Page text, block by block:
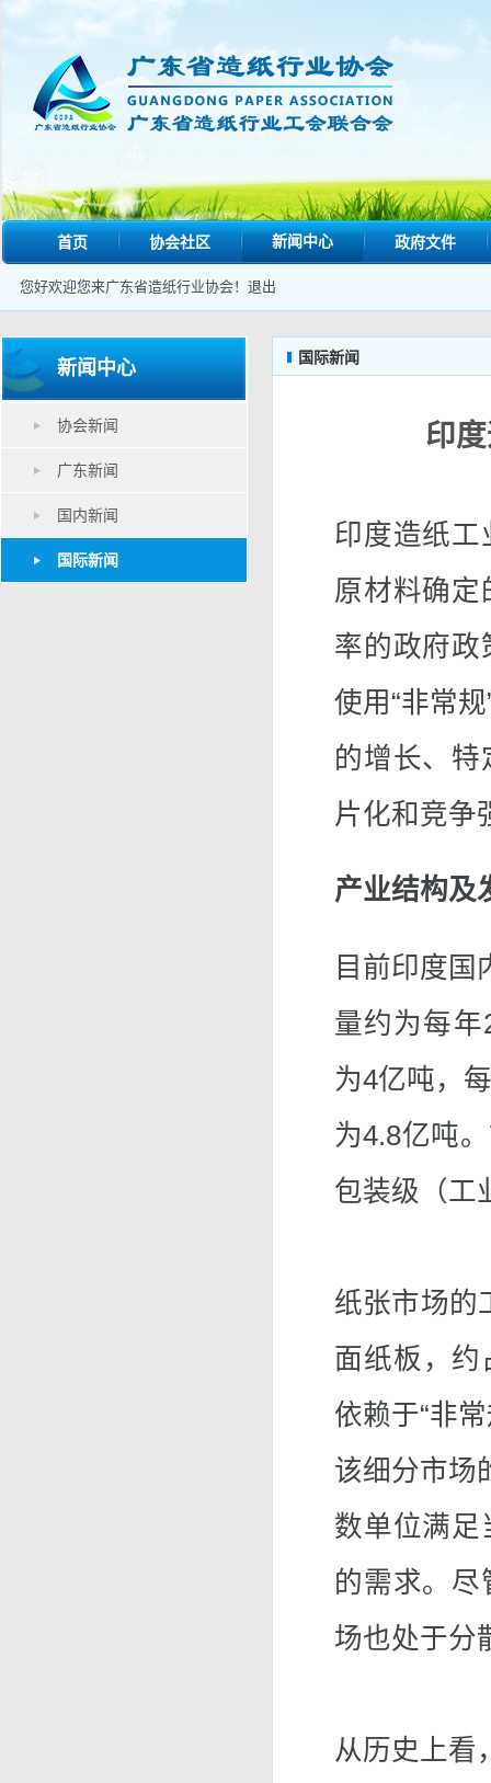
首页 协会社区 新闻中心 政府文件
您好欢迎您来广东省造纸行业协会！ 退出
新闻中心
协会新闻
广东新闻
国内新闻
国际新闻
国际新闻
印
印度造纸工
原材料确
率的政府政
使用“非常
的增长、
片化和竞争
产业结构及
目前印度国
量约为每年
为4亿吨，
为4.8亿吨
包装级（工
纸张市场的
面纸板，
依赖于“非
该细分市场
数单位满足
的需求。
场也处于分
从历史上看